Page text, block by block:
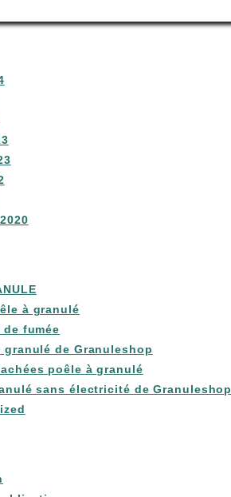
à granulé
fumée
granulé de Granuleshop
poêle à granulé
sans électricité de Granuleshop